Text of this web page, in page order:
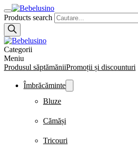
Products search
Categorii
Meniu
Produsul săptămăniiPromoții și discounturi
Îmbrăcăminte
Bluze
Cămăși
Tricouri